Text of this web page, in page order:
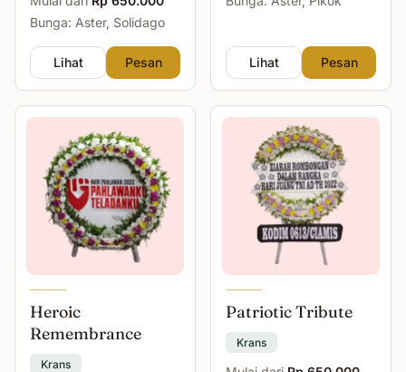
Bunga: Aster, Solidago
Lihat Pesan Lihat Pesan
Heroic
Remembrance
Krans
Patriotic Tribute
Krans